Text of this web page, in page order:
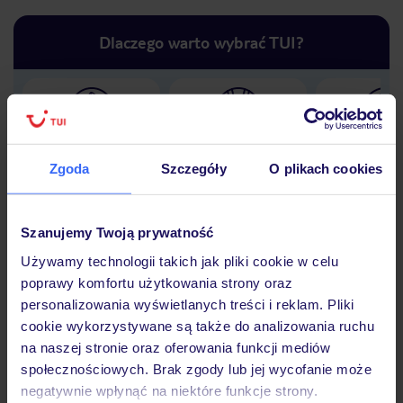
Zgoda Szczegóły O plikach cookies
Szanujemy Twoją prywatność
Używamy technologii takich jak pliki cookie w celu
poprawy komfortu użytkowania strony oraz
personalizowania wyświetlanych treści i reklam. Pliki
cookie wykorzystywane są także do analizowania ruchu
na naszej stronie oraz oferowania funkcji mediów
społecznościowych. Brak zgody lub jej wycofanie może
negatywnie wpłynąć na niektóre funkcje strony.
Dlaczego warto wybrać TUI?
Hotel
Opinie